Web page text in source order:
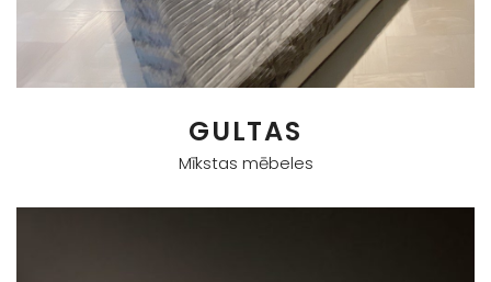
GULTAS
Mīkstas mēbeles